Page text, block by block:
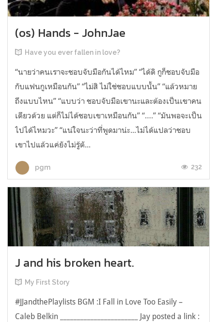
(os) Hands - JohnJae
Have you ever fallen in love?
“นายว่าคนเราจะชอบจับมือกันได้ไหม” “ได้ดิ กูก็ชอบจับมือ
กับแฟนกูเหมือนกัน” “ไม่สิ ไม่ใช่ชอบแบบนั้น” “แล้วหมาย
ถึงแบบไหน” “แบบว่า ชอบจับมือเขานะและต้องเป็นเขาคน
เดียวด้วย แต่ก็ไม่ได้ชอบเขาเหมือนกัน” “….” “มันพอจะเป็น
ไปได้ไหมวะ” “แน่ใจนะว่าที่พูดมาน่ะ...ไม่ได้แปลว่าชอบ
เขาไปแล้วแค่ยังไม่รู้ตั...
pgm 232
J and his broken heart.
My First Story
#JJandthePlaylists BGM :I Fall in Love Too Easily –
Caleb Belkin _______________________ Jay posted a link :